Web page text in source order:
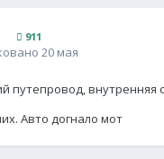
911
20 мая
путепровод, внутренняя
Авто догнало мот